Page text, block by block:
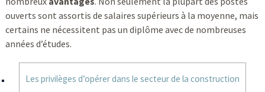
ouverts sont assortis de salaires supérieurs à la moyenne, mais
certains ne nécessitent pas un diplôme avec de nombreuses
années d’études.
Les privilèges d’opérer dans le secteur de la construction